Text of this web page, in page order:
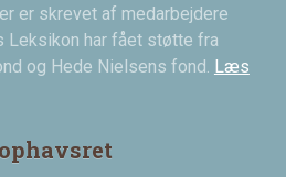
er skrevet af medarbejdere
Leksikon har fået støtte fra
og Hede Nielsens fond. Læs